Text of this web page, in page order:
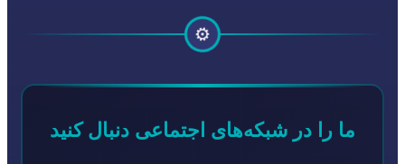
⚙️
ما را در شبکه‌های اجتماعی دنبال کنید